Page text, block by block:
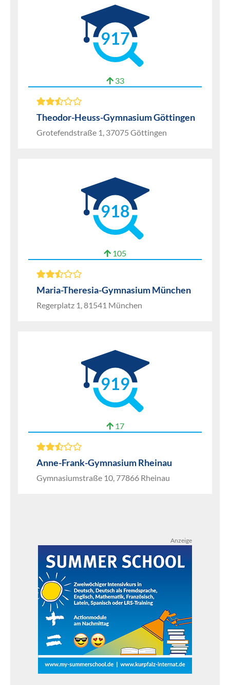
917
33
Theodor-Heuss-Gymnasium Göttingen
Grotefendstraße 1, 37075 Göttingen
918
105
Maria-Theresia-Gymnasium München
Regerplatz 1, 81541 München
919
17
Anne-Frank-Gymnasium Rheinau
Gymnasiumstraße 10, 77866 Rheinau
Anzeige